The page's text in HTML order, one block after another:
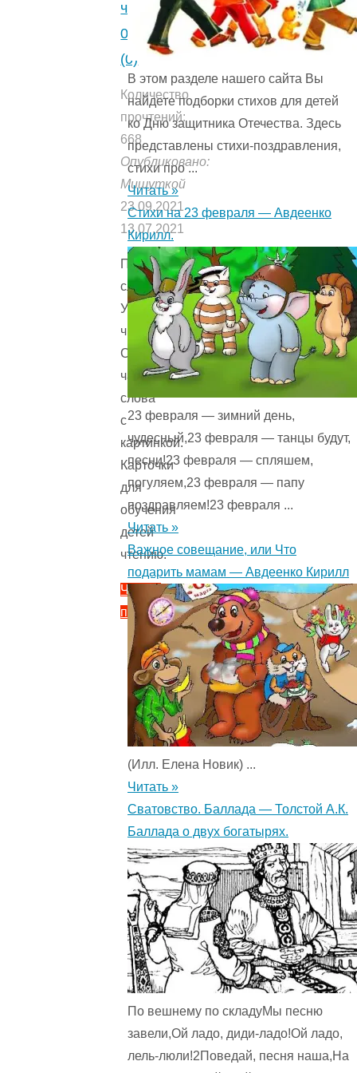
читать.
0
(0)
Количество
прочтений:
668
Опубликовано:
Мишуткой
23.09.2021
13.07.2021
Продолжи
слова.
Учимся
читать.
Соедини
часть
слова
с
картинкой.
Карточки
для
обучения
детей
чтению.
Читать
полностью
"Продолжи
слова.
Учимся
читать.
(0)"
В этом разделе нашего сайта Вы
найдете подборки стихов для детей
ко Дню защитника Отечества. Здесь
представлены стихи-поздравления,
стихи про ...
Читать »
Стихи на 23 февраля — Авдеенко
Кирилл.
23 февраля — зимний день,
чудесный,23 февраля — танцы будут,
песни!23 февраля — спляшем,
погуляем,23 февраля — папу
поздравляем!23 февраля ...
Читать »
Важное совещание, или Что
подарить мамам — Авдеенко Кирилл
(Илл. Елена Новик) ...
Читать »
Сватовство. Баллада — Толстой А.К.
Баллада о двух богатырях.
По вешнему по складуМы песню
завели,Ой ладо, диди-ладо!Ой ладо,
лель-люли!2Поведай, песня наша,На